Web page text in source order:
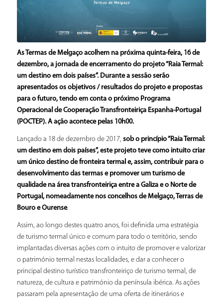
As Termas de Melgaço acolhem na próxima quinta-feira, 16 de
dezembro, a jornada de encerramento do projeto “Raia Termal:
um destino em dois países”. Durante a sessão serão
apresentados os objetivos / resultados do projeto e propostas
para o futuro, tendo em conta o próximo Programa
Operacional de Cooperação Transfronteiriça Espanha-Portugal
(POCTEP). A ação acontece pelas 10h00.
Lançado a 18 de dezembro de 2017, sob o princípio “Raia Termal:
um destino em dois países”, este projeto teve como intuito criar
um único destino de fronteira termal e, assim, contribuir para o
desenvolvimento das termas e promover um turismo de
qualidade na área transfronteiriça entre a Galiza e o Norte de
Portugal, nomeadamente nos concelhos de Melgaço, Terras de
Bouro e Ourense.
Assim, ao longo destes quatro anos, foi definida uma estratégia
de turismo termal único e comum para todo o território, sendo
implantadas diversas ações com o intuito de promover e valorizar
o património termal nestas localidades, e dar a conhecer o
principal destino turístico transfronteiriço de turismo termal, de
natureza, de cultura e património da península ibérica. As ações
passaram pela apresentação de uma oferta de itinerários e